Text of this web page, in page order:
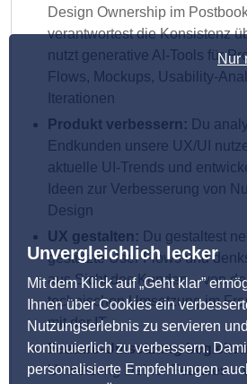
Nur
Unvergleichlich lecker
Mit dem Klick auf „Geht klar”
Ihnen über Cookies ein
Nutzungserlebnis zu servieren
kontinuierlich zu verbessern.
personalisierte Empfehlungen
Design Ownership im
verantwortest die Konsistenz
nutzt generative AI-Tools für
Flows, Mockups, Usability-
Iterationen
Produkt verbessern: Du
Endkunden unsere UX/UI
aktuelle UI-Trends und
Ideen zur Verbesserung von
Design
UX gestalten: Du gestaltest
gestützte User Flows und
aus Sicht des Kunden – von
technischen Umsetzung im
mit der IT
Feature-Umsetzung
Umsetzung Deiner Features –